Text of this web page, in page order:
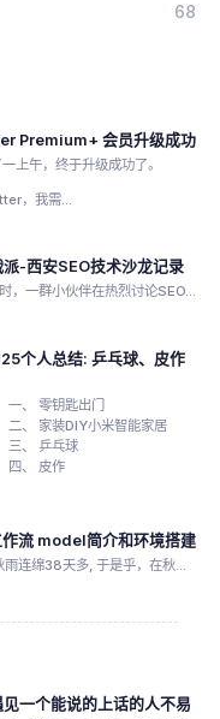
68
Premium+ 会员升级成功
上午，终于升级成功了。
，我需...
-西安SEO技术沙龙记录
，一群小伙伴在热烈讨论SEO...
个人总结: 乒乓球、皮作
零钥匙出门
家装DIY小米智能家居
乒乓球
皮作
流 model简介和环境搭建
连绵38天多, 于是乎，在秋...
见一个能说的上话的人不易